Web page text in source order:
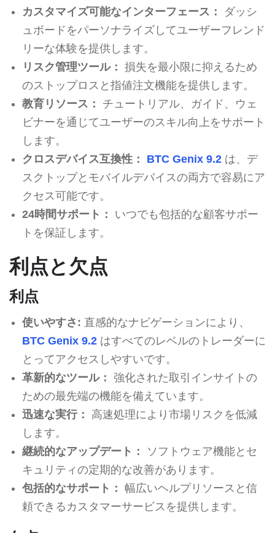
カスタマイズ可能なインターフェース：
ダッシ
ュボードをパーソナライズしてユーザーフレンド
リーな体験を提供します。
リスク管理ツール： 損失を最小限に抑えるため
のストップロスと指値注文機能を提供します。
教育リソース：
チュートリアル、ガイド、ウェ
ビナーを通じてユーザーのスキル向上をサポート
します。
クロスデバイス互換性：
BTC Genix 9.2は、デ
スクトップとモバイルデバイスの両方で容易にア
クセス可能です。
24時間サポート：
いつでも包括的な顧客サポー
トを保証します。
利点と欠点
利点
使いやすさ: 直感的なナビゲーションにより、
BTC Genix 9.2はすべてのレベルのトレーダーに
とってアクセスしやすいです。
革新的なツール： 強化された取引インサイトの
ための最先端の機能を備えています。
迅速な実行：
高速処理により市場リスクを低減
します。
継続的なアップデート：
ソフトウェア機能とセ
キュリティの定期的な改善があります。
包括的なサポート： 幅広いヘルプリソースと信
頼できるカスタマーサービスを提供します。